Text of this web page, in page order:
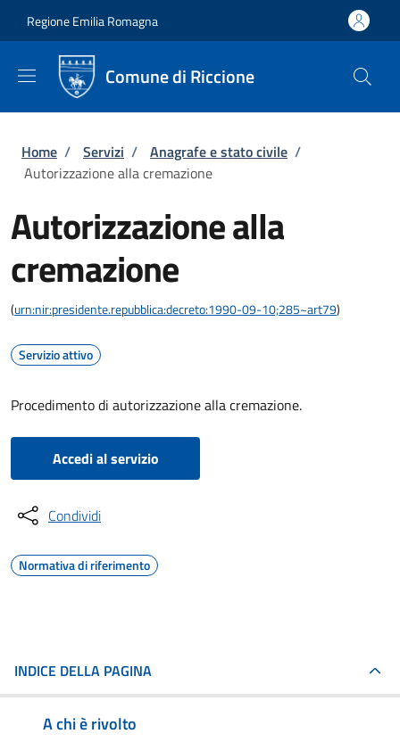
Regione Emilia Romagna
Comune di Riccione
Briciole di pane
Home / Servizi / Anagrafe e stato civile /
Autorizzazione alla cremazione
Autorizzazione alla
cremazione
(urn:nir:presidente.repubblica:decreto:1990-09-10;285~art79)
Servizio attivo
Procedimento di autorizzazione alla cremazione.
Accedi al servizio
Condividi
Normativa di riferimento
INDICE DELLA PAGINA
A chi è rivolto